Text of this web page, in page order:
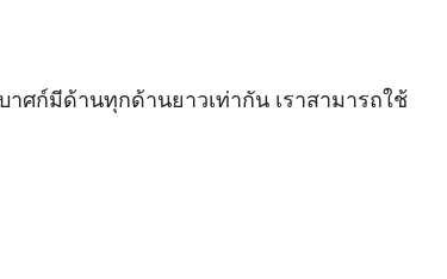
ศก์มีด้านทุกด้านยาวเท่ากัน เราสามารถใช้